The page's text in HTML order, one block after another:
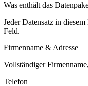
Was enthält das
Jeder Datensatz in diesem
Feld.
Firmenname & Adresse
Vollständiger
Telefon